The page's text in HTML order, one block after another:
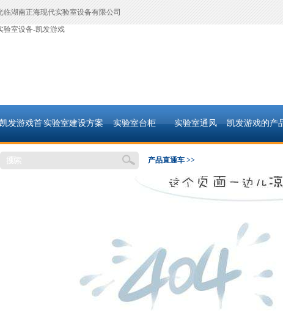
临湖南正海现代实验室设备有限公司
验室设备-凯发游戏
发游戏首
页
实验室建设方案 实验室台柜 实验室通风 凯发游戏的产
产品直通车 >>